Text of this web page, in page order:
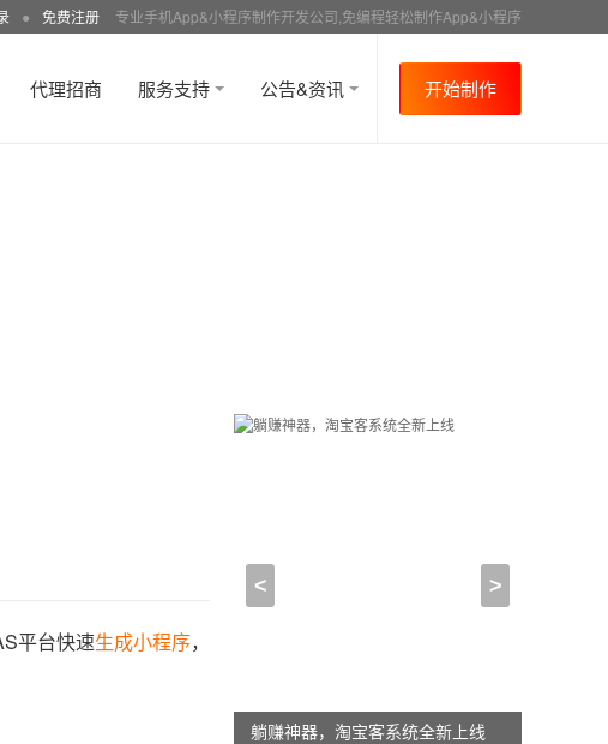
● 免费注册 专业手机App&小程序制作开发公司,免编程轻松制作App&小程序
代理招商 服务支持 公告&资讯 开始制作
平台快速生成小程序，
< >
躺赚神器，淘宝客系统全新上线